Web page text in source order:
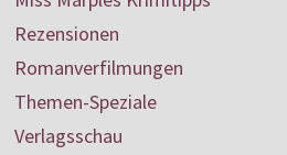
Rezensionen
Romanverfilmungen
Themen-Speziale
Verlagsschau